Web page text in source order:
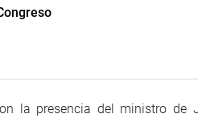
la presencia del ministro de